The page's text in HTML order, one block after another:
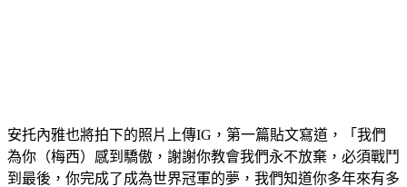
安托內雅也將拍下的照片上傳IG，第一篇貼文寫道，「我們
為你（梅西）感到驕傲，謝謝你教會我們永不放棄，必須戰鬥
到最後，你完成了成為世界冠軍的夢，我們知道你多年來有多